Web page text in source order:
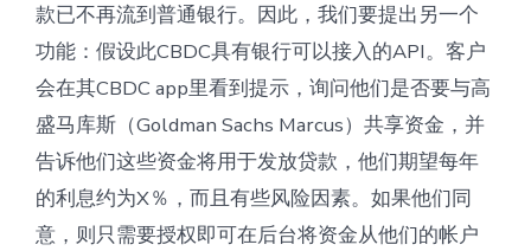
款已不再流到普通银行。因此，我们要提出另一个
功能：假设此CBDC具有银行可以接入的API。客户
会在其CBDC app里看到提示，询问他们是否要与高
盛马库斯（Goldman Sachs Marcus）共享资金，并
告诉他们这些资金将用于发放贷款，他们期望每年
的利息约为X％，而且有些风险因素。如果他们同
意，则只需要授权即可在后台将资金从他们的帐户